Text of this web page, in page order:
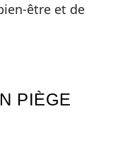
être et de
PIÈGE